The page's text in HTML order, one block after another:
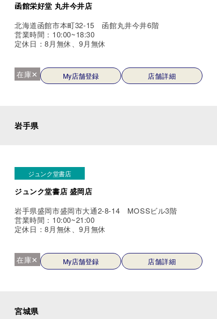
函館栄好堂 丸井今井店
北海道函館市本町32-15 函館丸井今井6階
営業時間：10:00~18:30
定休日：8月無休、9月無休
在庫✕ My店舗登録 店舗詳細
岩手県
ジュンク堂書店
ジュンク堂書店 盛岡店
岩手県盛岡市盛岡市大通2-8-14 MOSSビル3階
営業時間：10:00~21:00
定休日：8月無休、9月無休
在庫✕ My店舗登録 店舗詳細
宮城県